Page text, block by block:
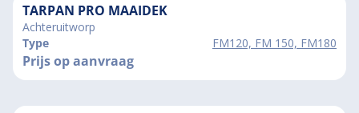
TARPAN PRO MAAIDEK
Achteruitworp
Type
FM120, FM 150, FM180
Prijs op aanvraag